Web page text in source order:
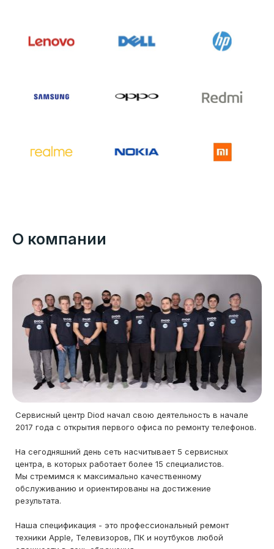
О компании
Сервисный центр Diod начал свою деятельность в начале
2017 года с открытия первого офиса по ремонту телефонов.
На сегодняшний день сеть насчитывает 5 сервисных
центра, в которых работает более 15 специалистов.
Мы стремимся к максимально качественному
обслуживанию и ориентированы на достижение
результата.
Наша спецификация - это профессиональный ремонт
техники Apple, Телевизоров, ПК и ноутбуков любой